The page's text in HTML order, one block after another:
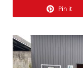
Pin it